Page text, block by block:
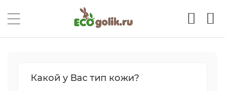
Какой у Вас тип кожи?